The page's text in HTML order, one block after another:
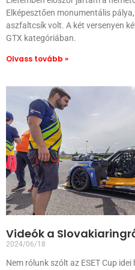
Elképesztően monumentális
aszfaltcsík volt. A két versenyen
GTX kategóriában.
Olvass tovább »
Videók a
2024/06/18
Nem rólunk szólt az ESET Cup